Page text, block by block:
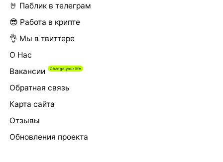
🤘 Паблик в телеграм
😎 Работа в крипте
👌 Мы в твиттере
О Нас
Вакансии
Обратная связь
Карта сайта
Отзывы
Обновления проекта